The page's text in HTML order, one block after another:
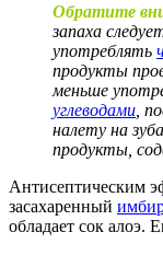
Обратите
запаха
употреблять
продукты
меньше
углеводами ,
налету на
продукты,
Антисептическим
засахаренный
обладает сок алоэ.